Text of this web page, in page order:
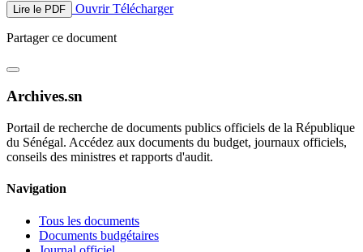
Lire le PDF OuvrirTélécharger
Partager ce document
Archives.sn
Portail de recherche de documents publics officiels de la République
du Sénégal. Accédez aux documents du budget, journaux officiels,
conseils des ministres et rapports d'audit.
Navigation
Tous les documents
Documents budgétaires